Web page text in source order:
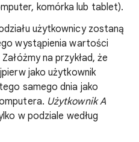
komórka lub tablet).
użytkownicy zostaną
wystąpienia wartości
na przykład, że
jako użytkownik
samego dnia jako
Użytkownik A
w podziale według